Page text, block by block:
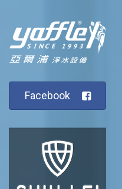
Facebook